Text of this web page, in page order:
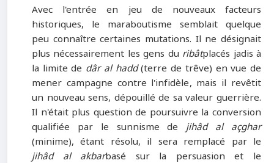
Avec l'entrée en jeu de nouveaux facteurs
historiques, le maraboutisme semblait quelque
peu connaître certaines mutations. Il ne désignait
plus nécessairement les gens du ribâtplacés jadis à
la limite de dâr al hadd(terre de trêve) en vue de
mener campagne contre l'infidèle, mais il revêtit
un nouveau sens, dépouillé de sa valeur guerrière.
Il n'était plus question de poursuivre la conversion
qualifiée par le sunnisme dejihâd al açghar
(minime), étant résolu, il sera remplacé par le
jihâd al akbarbasé sur la persuasion et le